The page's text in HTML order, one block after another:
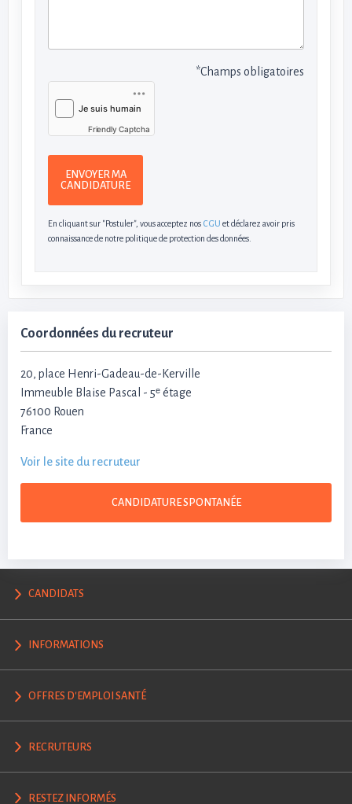
*Champs obligatoires
Friendly Captcha
ENVOYER MA
CANDIDATURE
En cliquant sur "Postuler", vous acceptez nos CGU et déclarez avoir pris
connaissance de notre politique de protection des données.
Coordonnées du recruteur
20, place Henri-Gadeau-de-Kerville
Immeuble Blaise Pascal - 5ᵉ étage
76100 Rouen
France
Voir le site du recruteur
CANDIDATURE SPONTANÉE
CANDIDATS
INFORMATIONS
OFFRES D'EMPLOI SANTÉ
RECRUTEURS
RESTEZ INFORMÉS